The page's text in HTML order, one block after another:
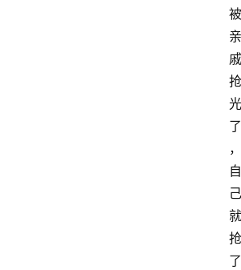
被
亲
戚
抢
光
了
，
自
己
就
抢
了